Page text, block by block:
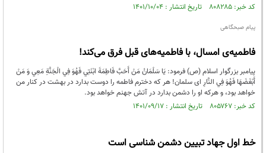
کد خبر: ۸۰۸۲۸۵ تاریخ انتشار : ۱۴۰۱/۱۰/۰۴
پیام صبحگاهی
فاطمیه‌ی امسال، با فاطمیه‌های قبل فرق می‌کند!
پیامبر بزرگوار اسلام (ص) فرمود: يَا سَلْمَانُ مَنْ أَحَبَّ فَاطِمَةَ ابْنَتِي فَهُوَ فِي الْجَنَّةِ مَعِي وَ مَنْ
أَبْغَضَهَا فَهُوَ فِي النَّارِ ای سلمان! هر که دخترم فاطمه را دوست بدارد در بهشت در کنار من
خواهد بود، و هرکه او را دشمن بدارد در آتش جهنم خواهد بود.
کد خبر: ۸۰۵۷۶۷ تاریخ انتشار : ۱۴۰۱/۰۹/۱۷
خط اول جهاد تبیین دشمن شناسی است